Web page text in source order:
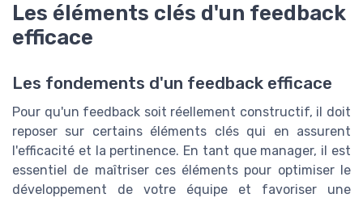
Les éléments clés d'un feedback
efficace
Les fondements d'un feedback efficace
Pour qu'un feedback soit réellement constructif, il doit
reposer sur certains éléments clés qui en assurent
l'efficacité et la pertinence. En tant que manager, il est
essentiel de maîtriser ces éléments pour optimiser le
développement de votre équipe et favoriser une